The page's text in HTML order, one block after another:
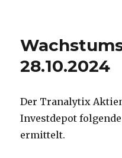
28.10.2024
Der Tranalytix
Investdepot
ermittelt.